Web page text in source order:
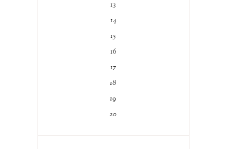
13
14
15
16
17
18
19
20